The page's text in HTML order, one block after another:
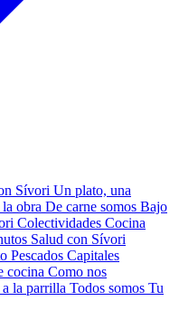
Sívori Un plato, una
obra De carne somos Bajo
Colectividades Cocina
Salud con Sívori
Pescados Capitales
cocina Como nos
la parrilla Todos somos Tu